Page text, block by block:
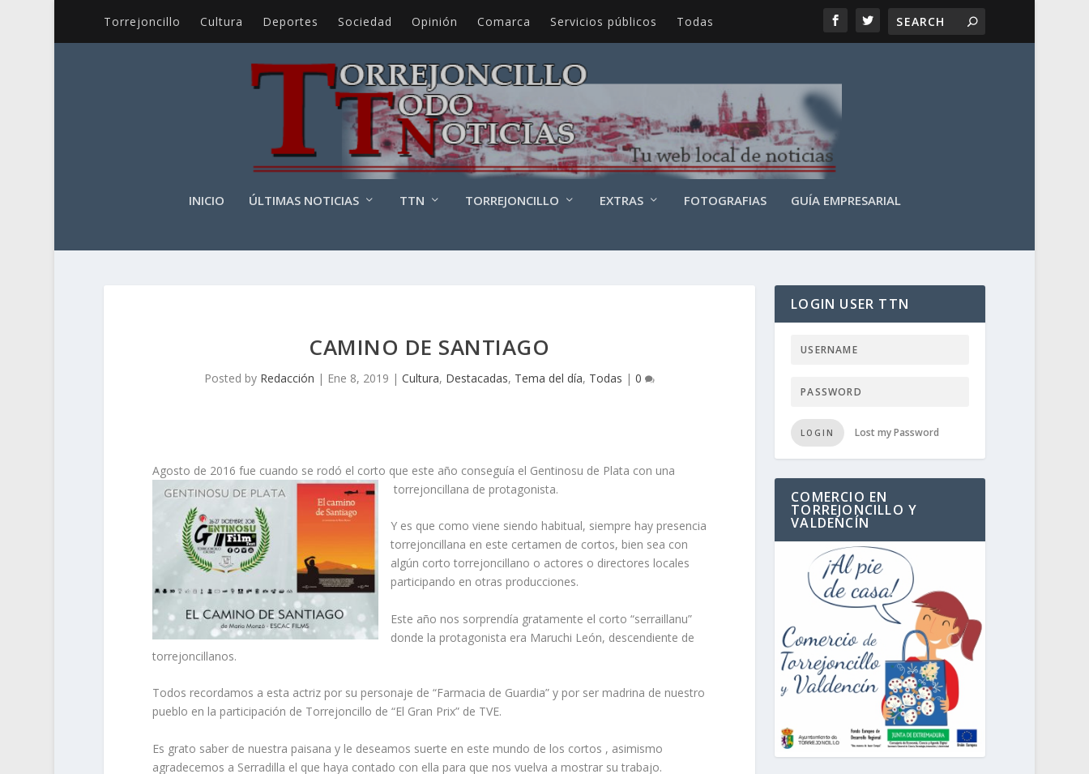
Torrejoncillo Cultura Deportes Sociedad Opinión Comarca Servicios públicos Todas
INICIO ÚLTIMAS NOTICIAS TTN TORREJONCILLO EXTRAS FOTOGRAFIAS GUÍA EMPRESARIAL
CAMINO DE SANTIAGO
Posted by Redacción | Ene 8, 2019 | Cultura, Destacadas, Tema del día, Todas | 0
Agosto de 2016 fue cuando se rodó el corto que este año conseguía el Gentinosu de Plata con una
torrejoncillana de protagonista.
Y es que como viene siendo habitual, siempre hay presencia
torrejoncillana en este certamen de cortos, bien sea con
algún corto torrejoncillano o actores o directores locales
participando en otras producciones.
Este año nos sorprendía gratamente el corto “serraillanu”
donde la protagonista era Maruchi León, descendiente de
torrejoncillanos.
Todos recordamos a esta actriz por su personaje de “Farmacia de Guardia” y por ser madrina de nuestro
pueblo en la participación de Torrejoncillo de “El Gran Prix” de TVE.
Es grato saber de nuestra paisana y le deseamos suerte en este mundo de los cortos , asimismo
agradecemos a Serradilla el que haya contado con ella para que nos vuelva a mostrar su trabajo.
LOGIN USER TTN
LOGIN Lost my Password
COMERCIO EN
TORREJONCILLO Y
VALDENCÍN